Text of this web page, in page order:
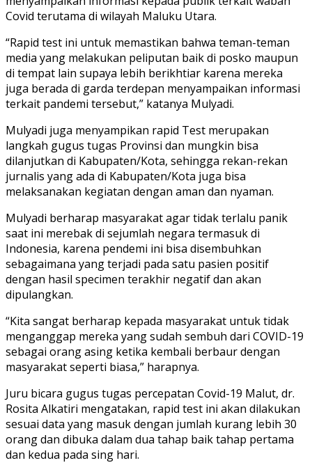
Covid terutama di wilayah Maluku Utara.
“Rapid test ini untuk memastikan bahwa teman-teman
media yang melakukan peliputan baik di posko maupun
di tempat lain supaya lebih berikhtiar karena mereka
juga berada di garda terdepan menyampaikan informasi
terkait pandemi tersebut,” katanya Mulyadi.
Mulyadi juga menyampikan rapid Test merupakan
langkah gugus tugas Provinsi dan mungkin bisa
dilanjutkan di Kabupaten/Kota, sehingga rekan-rekan
jurnalis yang ada di Kabupaten/Kota juga bisa
melaksanakan kegiatan dengan aman dan nyaman.
Mulyadi berharap masyarakat agar tidak terlalu panik
saat ini merebak di sejumlah negara termasuk di
Indonesia, karena pendemi ini bisa disembuhkan
sebagaimana yang terjadi pada satu pasien positif
dengan hasil specimen terakhir negatif dan akan
dipulangkan.
“Kita sangat berharap kepada masyarakat untuk tidak
menganggap mereka yang sudah sembuh dari COVID-19
sebagai orang asing ketika kembali berbaur dengan
masyarakat seperti biasa,” harapnya.
Juru bicara gugus tugas percepatan Covid-19 Malut, dr.
Rosita Alkatiri mengatakan, rapid test ini akan dilakukan
sesuai data yang masuk dengan jumlah kurang lebih 30
orang dan dibuka dalam dua tahap baik tahap pertama
dan kedua pada sing hari.